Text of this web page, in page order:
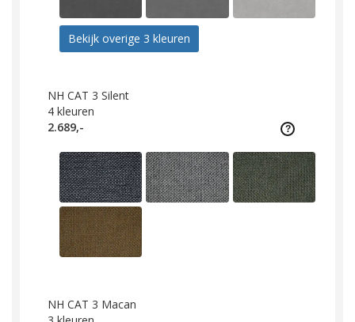
Bekijk overige 3 kleuren
NH CAT 3 Silent
4 kleuren
2.689,-
NH CAT 3 Macan